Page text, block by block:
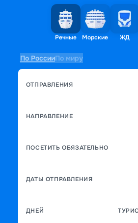
Речные Морские ЖД
По РоссииПо миру
ОТПРАВЛЕНИЯ
НАПРАВЛЕНИЕ
ПОСЕТИТЬ ОБЯЗАТЕЛЬНО
ДАТЫ ОТПРАВЛЕНИЯ
ДНЕЙ